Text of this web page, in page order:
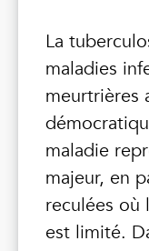
La
maladies
meurtrières
maladie
majeur, en
reculées où
est limité.